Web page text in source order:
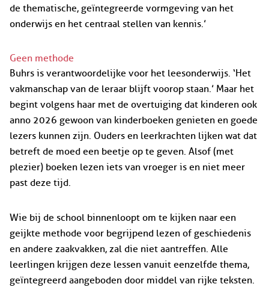
de thematische, geïntegreerde vormgeving van het
onderwijs en het centraal stellen van kennis.’
Geen methode
Buhrs is verantwoordelijke voor het leesonderwijs. ‘Het
vakmanschap van de leraar blijft voorop staan.’ Maar het
begint volgens haar met de overtuiging dat kinderen ook
anno 2026 gewoon van kinderboeken genieten en goede
lezers kunnen zijn. Ouders en leerkrachten lijken wat dat
betreft de moed een beetje op te geven. Alsof (met
plezier) boeken lezen iets van vroeger is en niet meer
past deze tijd.
Wie bij de school binnenloopt om te kijken naar een
geijkte methode voor begrijpend lezen of geschiedenis
en andere zaakvakken, zal die niet aantreffen. Alle
leerlingen krijgen deze lessen vanuit eenzelfde thema,
geïntegreerd aangeboden door middel van rijke teksten.